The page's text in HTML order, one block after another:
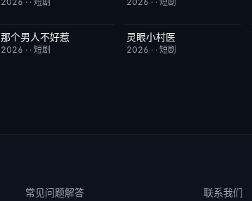
完结
那个男人不好惹
2026 · · 短剧
完结
灵眼小村医
2026 · ·短剧
常见问题解答 联系我们